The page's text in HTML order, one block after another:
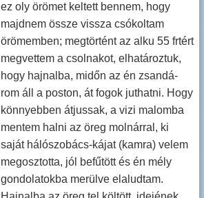
ez oly örömet keltett bennem, hogy
majdnem össze vissza csókoltam
örömemben; megtörtént az alku 55 frtért
megvettem a csolnakot, elhatároztuk,
hogy hajnalba, midőn az én zsandá-
rom áll a poston, át fogok juthatni. Hogy
könnyebben átjussak, a vizi malomba
mentem halni az öreg molnárral, ki
saját hálószobács-kájat (kamra) velem
megosztotta, jól befűtött és én mély
gondolatokba merülve elaludtam.